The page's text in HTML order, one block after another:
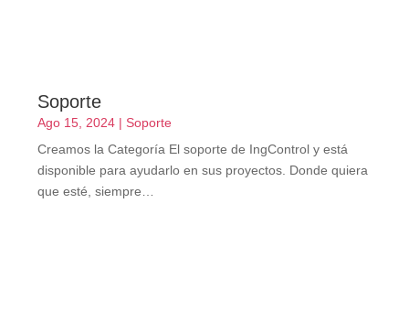
Soporte
Ago 15, 2024 | Soporte
Creamos la Categoría El soporte de IngControl y está
disponible para ayudarlo en sus proyectos. Donde quiera
que esté, siempre…